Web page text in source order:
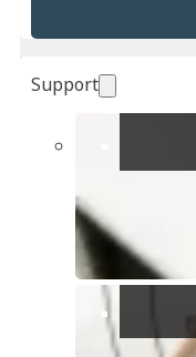
Support